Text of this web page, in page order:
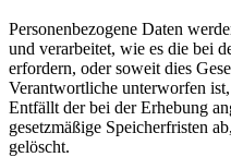
Personenbezogene Daten
und verarbeitet, wie es die bei
erfordern, oder soweit dies
Verantwortliche unterworfen
Entfällt der bei der Erhebung
gesetzmäßige Speicherfristen
gelöscht.